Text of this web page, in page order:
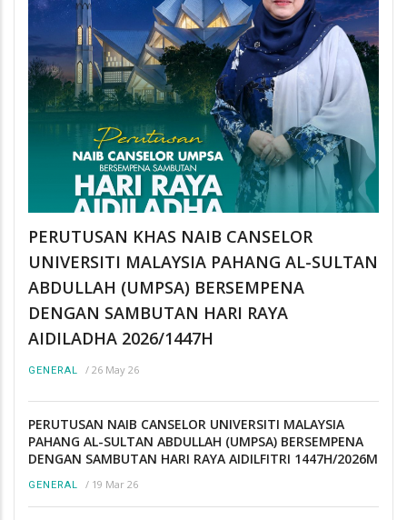
PERUTUSAN KHAS NAIB CANSELOR
UNIVERSITI MALAYSIA PAHANG AL-SULTAN
ABDULLAH (UMPSA) BERSEMPENA
DENGAN SAMBUTAN HARI RAYA
AIDILADHA 2026/1447H
GENERAL / 26 May 26
PERUTUSAN NAIB CANSELOR UNIVERSITI MALAYSIA
PAHANG AL-SULTAN ABDULLAH (UMPSA) BERSEMPENA
DENGAN SAMBUTAN HARI RAYA AIDILFITRI 1447H/2026M
GENERAL / 19 Mar 26